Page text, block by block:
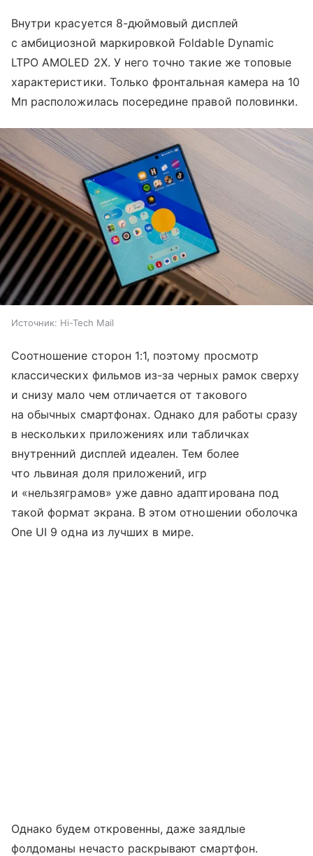
Внутри красуется 8-дюймовый дисплей
с амбициозной маркировкой Foldable Dynamic
LTPO AMOLED 2X. У него точно такие же топовые
характеристики. Только фронтальная камера на 10
Мп расположилась посередине правой половинки.
Источник: Hi-Tech Mail
Соотношение сторон 1:1, поэтому просмотр
классических фильмов из-за черных рамок сверху
и снизу мало чем отличается от такового
на обычных смартфонах. Однако для работы сразу
в нескольких приложениях или табличках
внутренний дисплей идеален. Тем более
что львиная доля приложений, игр
и «нельзяграмов» уже давно адаптирована под
такой формат экрана. В этом отношении оболочка
One UI 9 одна из лучших в мире.
Однако будем откровенны, даже заядлые
фолдоманы нечасто раскрывают смартфон.